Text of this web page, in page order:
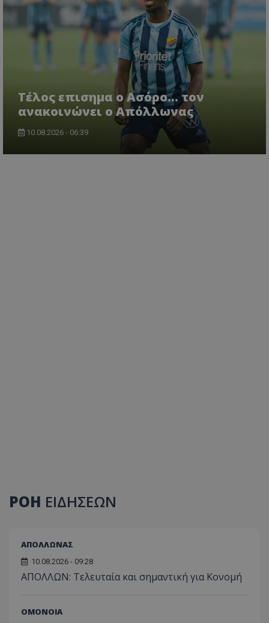
Tέλος επισημα ο Ασόρο... τον
ανακοινώνει ο Απόλλωνας
10.08.2026 - 06:39
ΡΟΗ ΕΙΔΗΣΕΩΝ
ΑΠΟΛΛΩΝΑΣ
10.08.2026 - 09:28
ΑΠΟΛΛΩΝ: Τελευταία και σημαντική για Κονομή
ΟΜΟΝΟΙΑ